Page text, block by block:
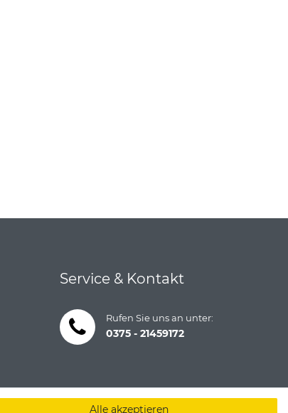
Service & Kontakt
Rufen Sie uns an unter:
0375 - 21459172
Alle akzeptieren